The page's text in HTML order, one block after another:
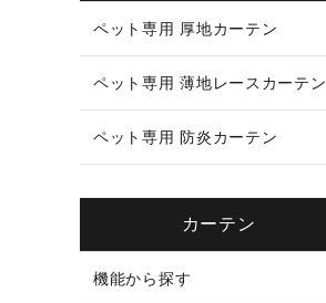
ペット専用 厚地カーテン
ペット専用 薄地レースカーテン
ペット専用 防炎カーテン
カーテン
機能から探す